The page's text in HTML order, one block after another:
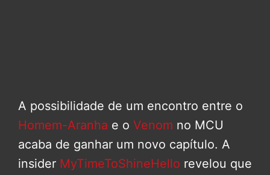
A possibilidade de um encontro entre o
Homem-Aranha e o Venom no MCU
acaba de ganhar um novo capítulo. A
insider MyTimeToShineHello revelou que